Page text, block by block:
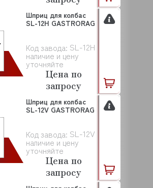
Код завода: SL-12H
наличие и цену
уточняйте
Шприц для колбас
SL-12H GASTRORAG
Цена по
запросу
Код завода: SL-12V
наличие и цену
уточняйте
Шприц для колбас
SL-12V GASTRORAG
Цена по
запросу